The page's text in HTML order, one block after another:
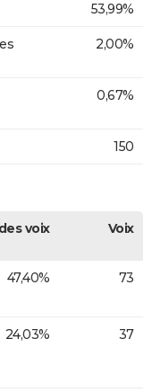
53,99%
2,00%
0,67%
150
voix Voix
47,40% 73
24,03% 37